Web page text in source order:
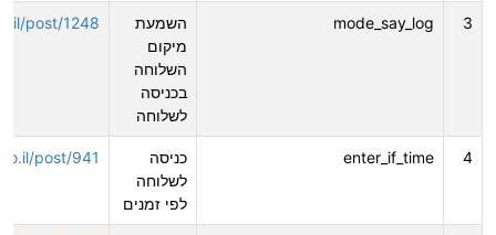
3
mode_say_log
השמעת
מיקום
השלוחה
בכניסה
לשלוחה
post/1248
4
enter_if_time
כניסה
לשלוחה
לפי זמנים
post/941